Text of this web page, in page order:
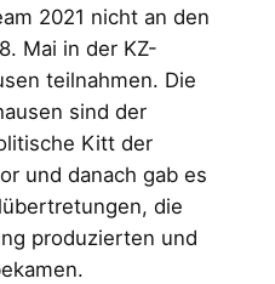
2021 nicht an den
Mai in der KZ-
teilnahmen. Die
sind der
Kitt der
und danach gab es
die
produzierten und